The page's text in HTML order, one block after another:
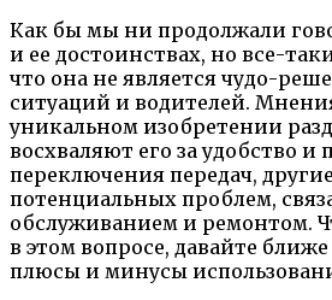
Как бы мы ни продолжали
и ее достоинствах, но все-
что она не является чудо-
ситуаций и водителей.
уникальном изобретении
восхваляют его за удобство и
переключения передач,
потенциальных проблем,
обслуживанием и ремонтом.
в этом вопросе, давайте
плюсы и минусы